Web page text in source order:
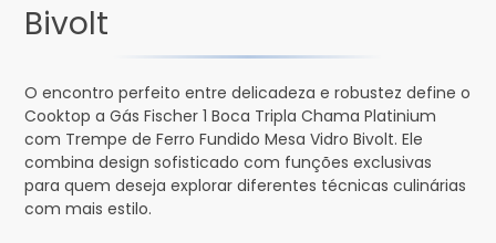
Bivolt
O encontro perfeito entre delicadeza e robustez define o
Cooktop a Gás Fischer 1 Boca Tripla Chama Platinium
com Trempe de Ferro Fundido Mesa Vidro Bivolt. Ele
combina design sofisticado com funções exclusivas
para quem deseja explorar diferentes técnicas culinárias
com mais estilo.